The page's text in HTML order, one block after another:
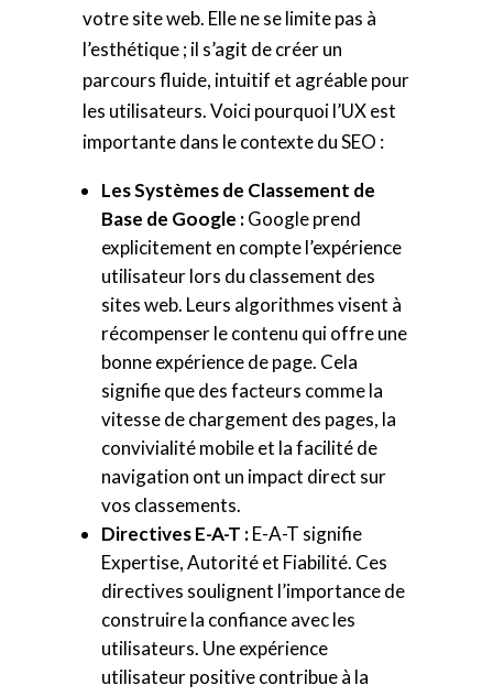
votre site web. Elle ne se limite pas à
l’esthétique ; il s’agit de créer un
parcours fluide, intuitif et agréable pour
les utilisateurs. Voici pourquoi l’UX est
importante dans le contexte du SEO :
Les Systèmes de Classement de
Base de Google :Google prend
explicitement en compte l’expérience
utilisateur lors du classement des
sites web. Leurs algorithmes visent à
récompenser le contenu qui offre une
bonne expérience de page. Cela
signifie que des facteurs comme la
vitesse de chargement des pages, la
convivialité mobile et la facilité de
navigation ont un impact direct sur
vos classements.
Directives E-A-T :E-A-T signifie
Expertise, Autorité et Fiabilité. Ces
directives soulignent l’importance de
construire la confiance avec les
utilisateurs. Une expérience
utilisateur positive contribue à la